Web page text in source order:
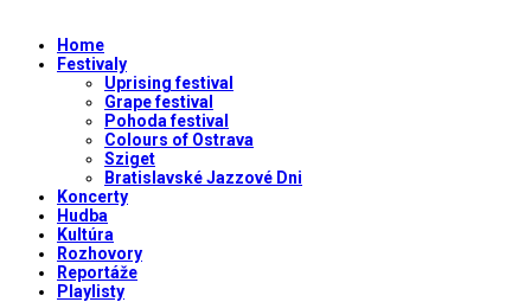
Home
Festivaly
Uprising festival
Grape festival
Pohoda festival
Colours of Ostrava
Sziget
Bratislavské Jazzové Dni
Koncerty
Hudba
Kultúra
Rozhovory
Reportáže
Playlisty